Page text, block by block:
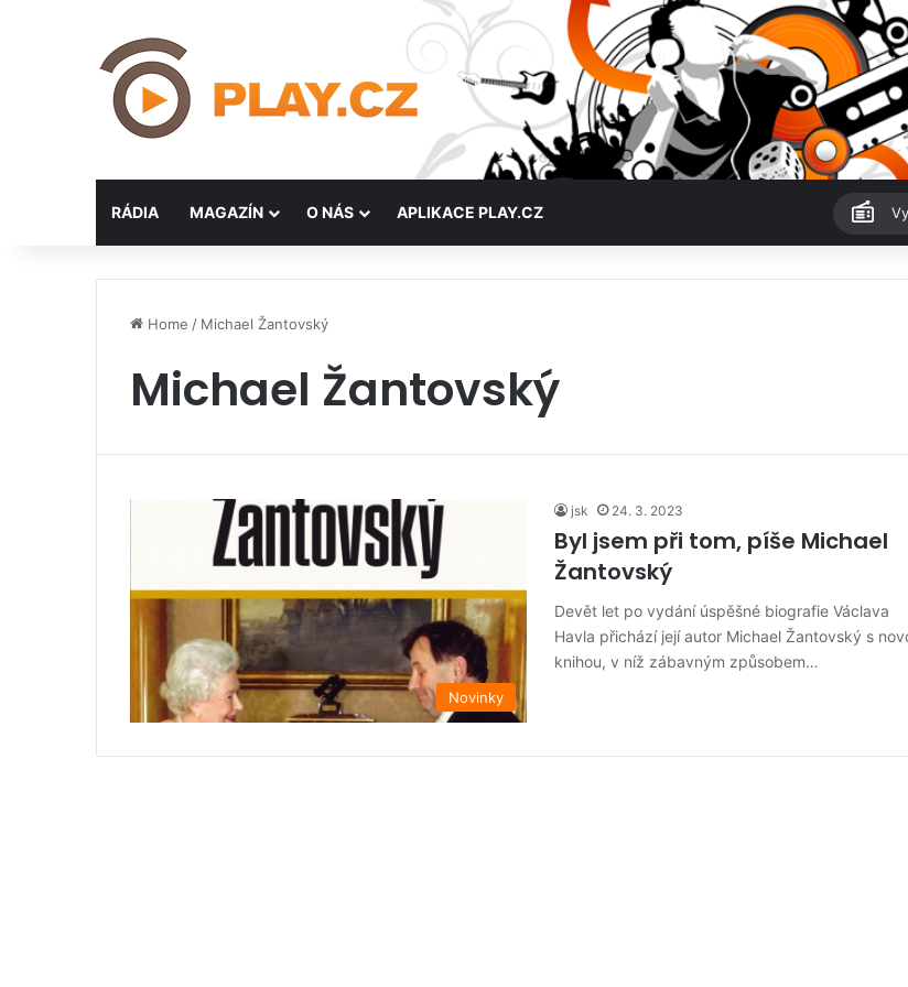
RÁDIA MAGAZÍN O NÁS APLIKACE PLAY.CZ
Home / Michael Žantovský
Michael Žantovský
Novinky
jsk 24. 3. 2023
Byl jsem při tom, píše Michael
Žantovský
Devět let po vydání úspěšné biografie Václava
Havla přichází její autor Michael Žantovský s
knihou, v níž zábavným způsobem…